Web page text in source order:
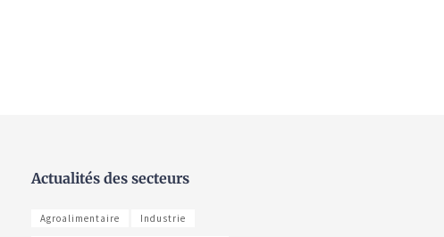
Actualités des secteurs
Agroalimentaire Industrie